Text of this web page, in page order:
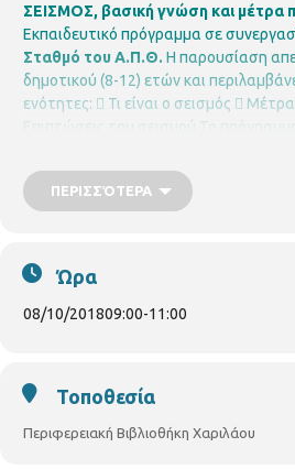
ΣΕΙΣΜΟΣ, βασική γνώση και μέτρα
Εκπαιδευτικό πρόγραμμα σε
Σταθμό του Α.Π.Θ. Η παρουσίαση
δημοτικού (8-12) ετών και
ενότητες:  Τι είναι ο σεισμός 
Επιπτώσεις του σεισμού Το
PhD.Σε συνεργασία με σχολεία της
Βιβλιοθήκη Χαριλάου
Νικάνορος 3,
ΠΕΡΙΣΣΌΤΕΡΑ
Ώρα
08/10/201809:00-11:00
Τοποθεσία
Περιφερειακή Βιβλιοθήκη Χαριλάου